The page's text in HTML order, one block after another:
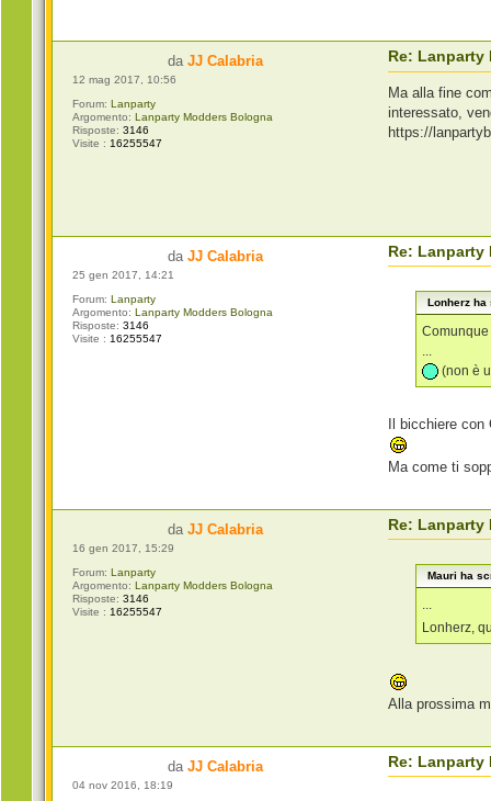
daJJ Calabria
12 mag 2017, 10:56
Forum: Lanparty
Argomento: Lanparty Modders Bologna
Risposte: 3146
Visite : 16255547
Re: Lanparty
Ma alla fine
interessato,
https://
daJJ Calabria
25 gen 2017, 14:21
Forum: Lanparty
Argomento: Lanparty Modders Bologna
Risposte: 3146
Visite : 16255547
Re: Lanparty
Lonherz ha
...
(non è
Il bicchiere
Ma come ti
daJJ Calabria
16 gen 2017, 15:29
Forum: Lanparty
Argomento: Lanparty Modders Bologna
Risposte: 3146
Visite : 16255547
Re: Lanparty
Mauri ha
...
Lonherz,
Alla prossima
daJJ Calabria
04 nov 2016, 18:19
Re: Lanparty